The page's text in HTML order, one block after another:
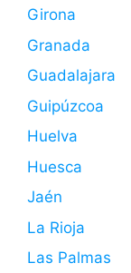
Girona
Granada
Guadalajara
Guipúzcoa
Huelva
Huesca
Jaén
La Rioja
Las Palmas